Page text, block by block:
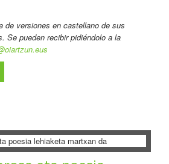
de versiones en castellano de sus
Se pueden recibir pidiéndolo a la